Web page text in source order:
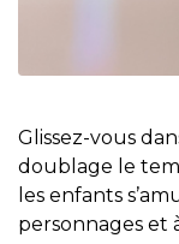
Glissez-vous
doublage le
les enfants
personnages et